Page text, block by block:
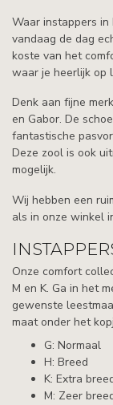
Waar instappers
vandaag de dag
koste van het
waar je heerlijk op
Denk aan fijne
en Gabor. De
fantastische
Deze zool is ook
mogelijk.
Wij hebben een
als in onze winkel
Onze comfort
M en K. Ga in het
gewenste
maat onder het
G: Normaal
H: Breed
K: Extra
M: Zeer